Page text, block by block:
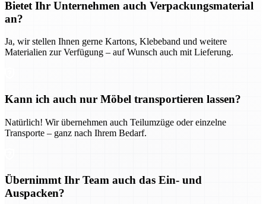
Bietet Ihr Unternehmen auch Verpackungsmaterial
an?
Ja, wir stellen Ihnen gerne Kartons, Klebeband und weitere
Materialien zur Verfügung – auf Wunsch auch mit Lieferung.
Kann ich auch nur Möbel transportieren lassen?
Natürlich! Wir übernehmen auch Teilumzüge oder einzelne
Transporte – ganz nach Ihrem Bedarf.
Übernimmt Ihr Team auch das Ein- und
Auspacken?